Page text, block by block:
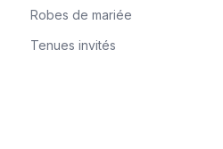
Robes de mariée
Tenues invités